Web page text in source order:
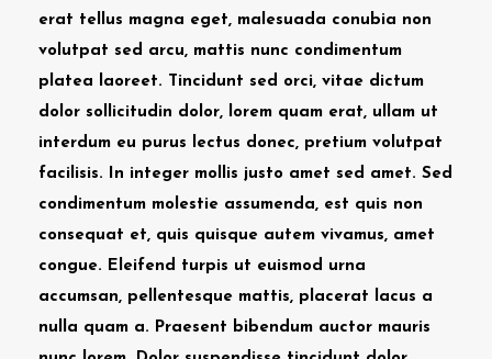
erat tellus magna eget, malesuada conubia non
volutpat sed arcu, mattis nunc condimentum
platea laoreet. Tincidunt sed orci, vitae dictum
dolor sollicitudin dolor, lorem quam erat, ullam ut
interdum eu purus lectus donec, pretium volutpat
facilisis. In integer mollis justo amet sed amet. Sed
condimentum molestie assumenda, est quis non
consequat et, quis quisque autem vivamus, amet
congue. Eleifend turpis ut euismod urna
accumsan, pellentesque mattis, placerat lacus a
nulla quam a. Praesent bibendum auctor mauris